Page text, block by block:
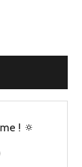
! 🔅